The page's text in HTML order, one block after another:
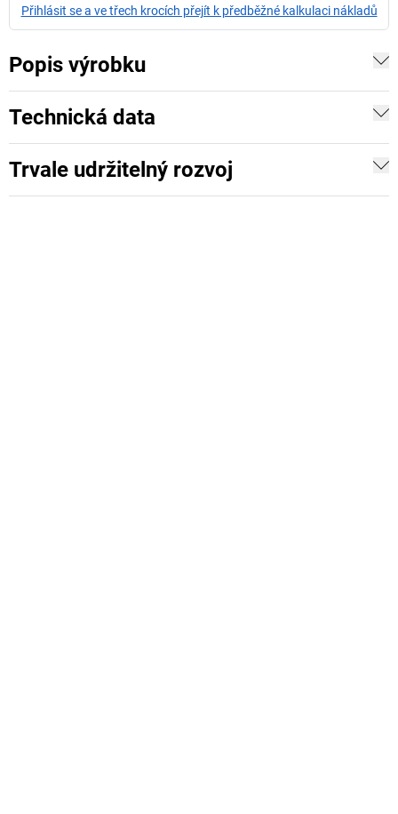
Přihlásit se a ve třech krocích přejít k předběžné kalkulaci nákladů
Popis výrobku
Technická data
Trvale udržitelný rozvoj